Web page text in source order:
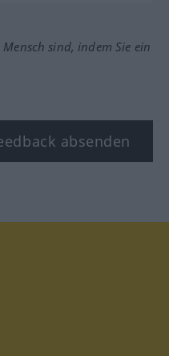
sind, indem Sie ein
absenden